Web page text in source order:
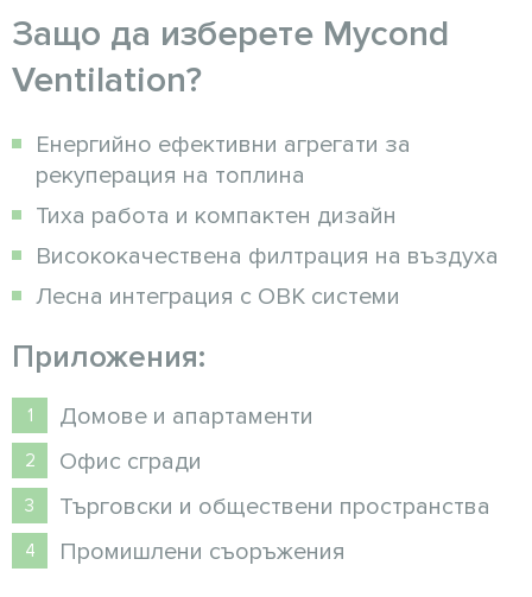
Защо да изберете Mycond
Ventilation?
Енергийно ефективни агрегати за
рекуперация на топлина
Тиха работа и компактен дизайн
Висококачествена филтрация на въздуха
Лесна интеграция с ОВК системи
Приложения:
Домове и апартаменти
Офис сгради
Търговски и обществени пространства
Промишлени съоръжения